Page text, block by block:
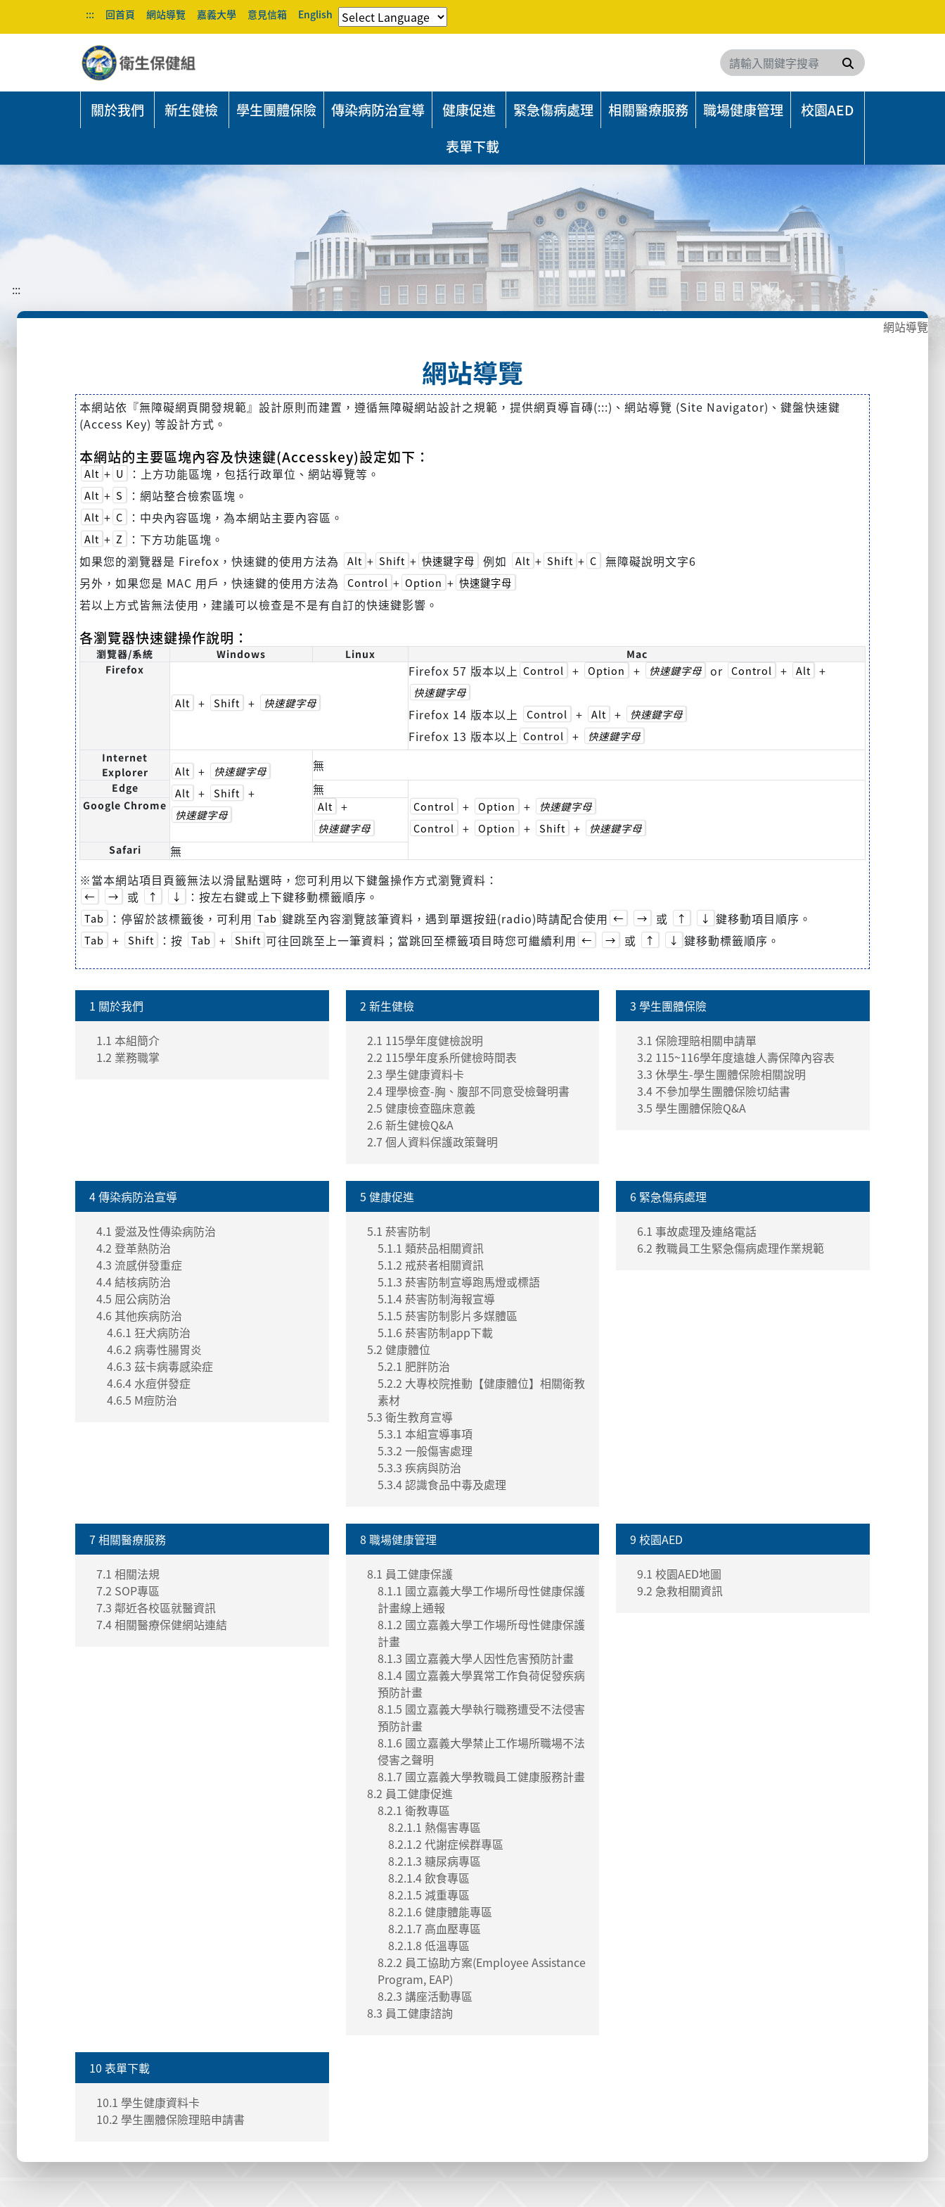
::: 回首頁 網站導覽 嘉義大學 意見信箱 English
搜尋
關於我們 新生健檢 學生團體保險 傳染病防治宣導 健康促進 緊急傷病處理 相關醫療服務 職場健康管理
校園AED
表單下載
:::
網站導覽
網站導覽
本網站依『無障礙網頁開發規範』設計原則而建置，遵循無障礙網站設計之規範，提供網頁導盲磚(:::)、網站導覽 (Site Navigator)、鍵盤快速鍵
(Access Key) 等設計方式。
本網站的主要區塊內容及快速鍵(Accesskey)設定如下：
Alt + U ：上方功能區塊，包括行政單位、網站導覽等。
Alt + S ：網站整合檢索區塊。
Alt + C ：中央內容區塊，為本網站主要內容區。
Alt + Z
：下方功能區塊。
如果您的瀏覽器是 Firefox，快速鍵的使用方法為
Alt + Shift + 快速鍵字母 例如 Alt + Shift + C
無障礙說明文字6
另外，如果您是 MAC 用戶，快速鍵的使用方法為
Control + Option + 快速鍵字母
若以上方式皆無法使用，建議可以檢查是不是有自訂的快速鍵影響。
各瀏覽器快速鍵操作說明：
瀏覽器/系統 Windows Linux
Mac
Firefox
Alt + Shift + 快速鍵字母
Firefox 57 版本以上 Control + Option + 快速鍵字母 or Control + Alt +
快速鍵字母
Firefox 14 版本以上 Control + Alt + 快速鍵字母
Firefox 13 版本以上 Control + 快速鍵字母
Internet
Explorer
Alt +
快速鍵字母
Alt
+ Shift +
快速鍵字母
無
Edge 無
Control + Option +
快速鍵字母
Control
+ Option + Shift + 快速鍵字母
Google Chrome Alt +
快速鍵字母
Safari
無
※當本網站項目頁籤無法以滑鼠點選時，您可利用以下鍵盤操作方式瀏覽資料：
← → 或 ↑ ↓ ：按左右鍵或上下鍵移動標籤順序。
Tab ：停留於該標籤後，可利用 Tab 鍵跳至內容瀏覽該筆資料，遇到單選按鈕(radio)時請配合使用 ← → 或 ↑ ↓ 鍵移動項目順序。
Tab + Shift ：按 Tab + Shift 可往回跳至上一筆資料；當跳回至標籤項目時您可繼續利用 ← → 或 ↑ ↓ 鍵移動標籤順序。
1 關於我們
1.1 本組簡介
1.2 業務職掌
2 新生健檢
2.1 115學年度健檢說明
2.2 115學年度系所健檢時間表
2.3 學生健康資料卡
2.4 理學檢查-胸、腹部不同意受檢聲明書
2.5 健康檢查臨床意義
2.6 新生健檢Q&A
2.7 個人資料保護政策聲明
3 學生團體保險
3.1 保險理賠相關申請單
3.2 115~116學年度遠雄人壽保障內容表
3.3 休學生-學生團體保險相關說明
3.4 不參加學生團體保險切結書
3.5 學生團體保險Q&A
4 傳染病防治宣導
4.1 愛滋及性傳染病防治
4.2 登革熱防治
4.3 流感併發重症
4.4 結核病防治
4.5 屈公病防治
4.6 其他疾病防治
4.6.1 狂犬病防治
4.6.2 病毒性腸胃炎
4.6.3 茲卡病毒感染症
4.6.4 水痘併發症
4.6.5 M痘防治
5 健康促進
5.1 菸害防制
5.1.1 類菸品相關資訊
5.1.2 戒菸者相關資訊
5.1.3 菸害防制宣導跑馬燈或標語
5.1.4 菸害防制海報宣導
5.1.5 菸害防制影片多媒體區
5.1.6 菸害防制app下載
5.2 健康體位
5.2.1 肥胖防治
5.2.2 大專校院推動【健康體位】相關衛教
素材
5.3 衛生教育宣導
5.3.1 本組宣導事項
5.3.2 一般傷害處理
5.3.3 疾病與防治
5.3.4 認識食品中毒及處理
6 緊急傷病處理
6.1 事故處理及連絡電話
6.2 教職員工生緊急傷病處理作業規範
7 相關醫療服務
7.1 相關法規
7.2 SOP專區
7.3 鄰近各校區就醫資訊
7.4 相關醫療保健網站連結
8 職場健康管理
8.1 員工健康保護
8.1.1 國立嘉義大學工作場所母性健康保護
計畫線上通報
8.1.2 國立嘉義大學工作場所母性健康保護
計畫
8.1.3 國立嘉義大學人因性危害預防計畫
8.1.4 國立嘉義大學異常工作負荷促發疾病
預防計畫
8.1.5 國立嘉義大學執行職務遭受不法侵害
預防計畫
8.1.6 國立嘉義大學禁止工作場所職場不法
侵害之聲明
8.1.7 國立嘉義大學教職員工健康服務計畫
8.2 員工健康促進
8.2.1 衛教專區
8.2.1.1 熱傷害專區
8.2.1.2 代謝症候群專區
8.2.1.3 糖尿病專區
8.2.1.4 飲食專區
8.2.1.5 減重專區
8.2.1.6 健康體能專區
8.2.1.7 高血壓專區
8.2.1.8 低溫專區
8.2.2 員工協助方案(Employee Assistance
Program, EAP)
8.2.3 講座活動專區
8.3 員工健康諮詢
9 校園AED
9.1 校園AED地圖
9.2 急救相關資訊
10 表單下載
10.1 學生健康資料卡
10.2 學生團體保險理賠申請書